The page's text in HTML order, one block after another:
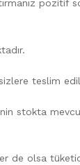
teslim
stokta
de olsa